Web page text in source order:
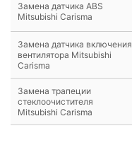
Замена датчика ABS
Mitsubishi Carisma
Замена датчика включения
вентилятора Mitsubishi
Carisma
Замена трапеции
стеклоочистителя
Mitsubishi Carisma